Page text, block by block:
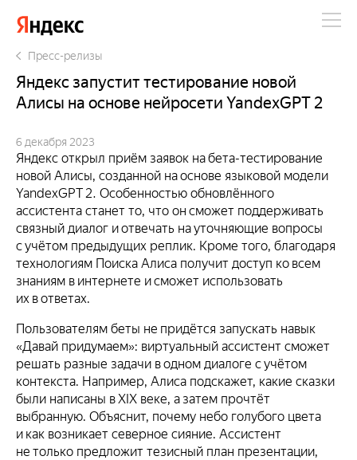
Пресс-релизы
Яндекс запустит тестирование новой
Алисы на основе нейросети YandexGPT 2
6 декабря 2023
Яндекс открыл приём заявок на бета-тестирование
новой Алисы, созданной на основе языковой модели
YandexGPT 2. Особенностью обновлённого
ассистента станет то, что он сможет поддерживать
связный диалог и отвечать на уточняющие вопросы
с учётом предыдущих реплик. Кроме того, благодаря
технологиям Поиска Алиса получит доступ ко всем
знаниям в интернете и сможет использовать
их в ответах.
Пользователям беты не придётся запускать навык
«Давай придумаем»: виртуальный ассистент сможет
решать разные задачи в одном диалоге с учётом
контекста. Например, Алиса подскажет, какие сказки
были написаны в ХIХ веке, а затем прочтёт
выбранную. Объяснит, почему небо голубого цвета
и как возникает северное сияние. Ассистент
не только предложит тезисный план презентации,